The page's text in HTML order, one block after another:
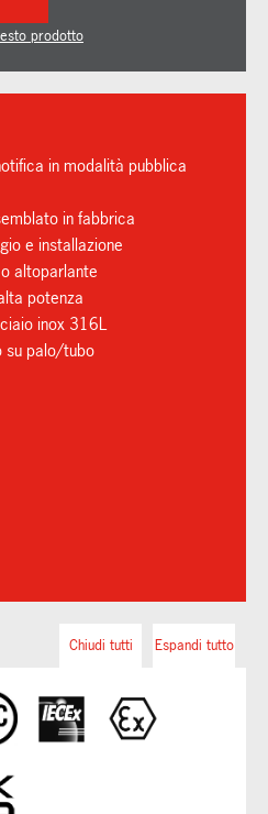
prodotto
in modalità pubblica
in fabbrica
e installazione
altoparlante
potenza
inox 316L
su palo/tubo
Espandi tutto
Chiudi tutti